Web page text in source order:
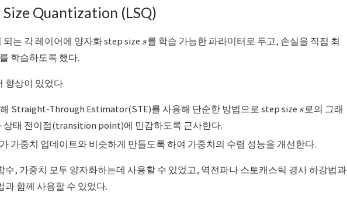
Size Quantization (LSQ)
되는 각 레이어에 양자화 step size
를 학습 가능한 파라미터로 두고, 손실을 직접 최
를 학습하도록 했다.
향상이 있었다.
Straight-Through Estimator(STE)를 사용해 단순한 방법으로 step size
로의 그래
상태 전이점(transition point)에 민감하도록 근사한다.
가중치 업데이트와 비슷하게 만들도록 하여 가중치의 수렴 성능을 개선한다.
수, 가중치 모두 양자화하는데 사용할 수 있었고, 역전파나 스토캐스틱 경사 하강법과
과 함께 사용할 수 있었다.